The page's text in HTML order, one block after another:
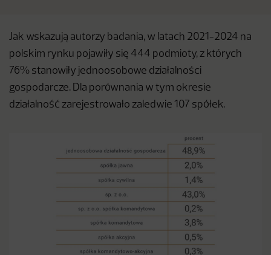
Jak wskazują autorzy badania, w latach 2021-2024 na
polskim rynku pojawiły się 444 podmioty, z których
76% stanowiły jednoosobowe działalności
gospodarcze. Dla porównania w tym okresie
działalność zarejestrowało zaledwie 107 spółek.